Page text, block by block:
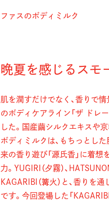
ファスのボディミルク
晩夏を感じるスモ
肌を潤すだけでなく、香りで情
のボディケアライン「ザ ドレ
した。国産繭シルクエキスや
ボディミルクは、もちっとし
来の香り遊び「源氏香」に着
力。YŪGIRI（夕霧）、
KAGARIBI（篝火）と、香りを
です。今回登場した「